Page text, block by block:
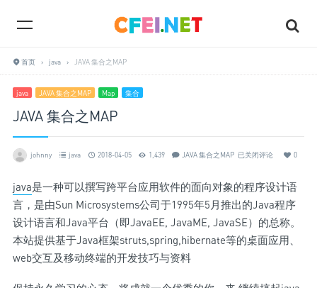
首页 › java › JAVA 集合之MAP
java JAVA 集合之MAP Map 集合
JAVA 集合之MAP
johnny java 2018-04-05 1,439 JAVA 集合之MAP 已关闭评论 0
java是一种可以撰写跨平台应用软件的面向对象的程序设计语
言，是由Sun Microsystems公司于1995年5月推出的Java程序
设计语言和Java平台（即JavaEE, JavaME, JavaSE）的总称。
本站提供基于Java框架struts,spring,hibernate等的桌面应用、
web交互及移动终端的开发技巧与资料